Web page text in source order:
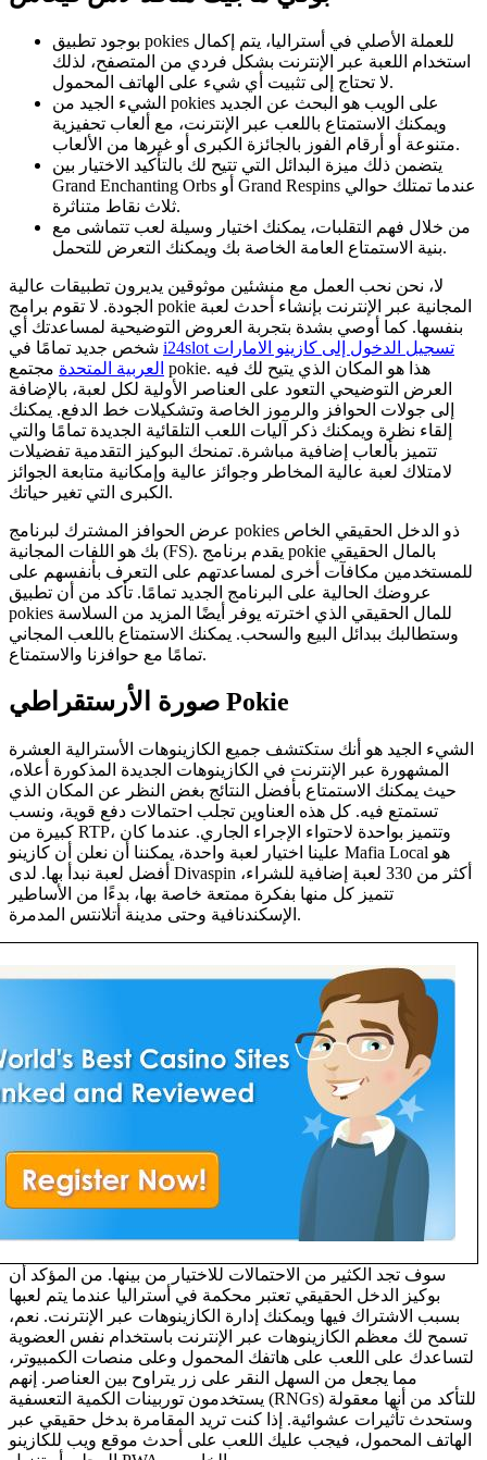
بوجود تطبيق pokies للعملة الأصلي في أستراليا، يتم إكمال
استخدام اللعبة عبر الإنترنت بشكل فردي من المتصفح، لذلك
لا تحتاج إلى تثبيت أي شيء على الهاتف المحمول.
الشيء الجيد من pokies على الويب هو البحث عن الجديد
ويمكنك الاستمتاع باللعب عبر الإنترنت، مع ألعاب تحفيزية
متنوعة أو أرقام الفوز بالجائزة الكبرى أو غيرها من الألعاب.
يتضمن ذلك ميزة البدائل التي تتيح لك بالتأكيد الاختيار بين
Grand Enchanting Orbs أو Grand Respins عندما تمتلك حوالي
ثلاث نقاط متناثرة.
من خلال فهم التقلبات، يمكنك اختيار وسيلة لعب تتماشى مع
بنية الاستمتاع العامة الخاصة بك ويمكنك التعرض للتحمل.
لا، نحن نحب العمل مع منشئين موثوقين يديرون تطبيقات عالية
الجودة. لا تقوم برامج pokie المجانية عبر الإنترنت بإنشاء أحدث لعبة
بنفسها. كما أوصي بشدة بتجربة العروض التوضيحية لمساعدتك أي
i24slot تسجيل الدخول إلى كازينو الامارات
العربية المتحدة مجتمع pokie. هذا هو المكان الذي يتيح لك فيه
العرض التوضيحي التعود على العناصر الأولية لكل لعبة، بالإضافة
إلى جولات الحوافز والرموز الخاصة وتشكيلات خط الدفع. يمكنك
إلقاء نظرة ويمكنك ذكر آليات اللعب التلقائية الجديدة تمامًا والتي
تتميز بألعاب إضافية مباشرة. تمنحك البوكيز التقدمية تفضيلات
لامتلاك لعبة عالية المخاطر وجوائز عالية وإمكانية متابعة الجوائز
الكبرى التي تغير حياتك.
عرض الحوافز المشترك لبرنامج pokies ذو الدخل الحقيقي الخاص
بك هو اللفات المجانية (FS). يقدم برنامج pokie بالمال الحقيقي
للمستخدمين مكافآت أخرى لمساعدتهم على التعرف بأنفسهم على
عروضك الحالية على البرنامج الجديد تمامًا. تأكد من أن تطبيق
pokies للمال الحقيقي الذي اخترته يوفر أيضًا المزيد من السلاسة
وستطالبك ببدائل البيع والسحب. يمكنك الاستمتاع باللعب المجاني
تمامًا مع حوافزنا والاستمتاع.
صورة الأرستقراطي Pokie
الشيء الجيد هو أنك ستكتشف جميع الكازينوهات الأسترالية العشرة
المشهورة عبر الإنترنت في الكازينوهات الجديدة المذكورة أعلاه،
حيث يمكنك الاستمتاع بأفضل النتائج بغض النظر عن المكان الذي
تستمتع فيه. كل هذه العناوين تجلب احتمالات دفع قوية، ونسب
كبيرة من RTP، وتتميز بواحدة لاحتواء الإجراء الجاري. عندما كان
علينا اختيار لعبة واحدة، يمكننا أن نعلن أن كازينو Mafia Local هو
أفضل لعبة نبدأ بها. لدى Divaspin أكثر من 330 لعبة إضافية للشراء،
تتميز كل منها بفكرة ممتعة خاصة بها، بدءًا من الأساطير
الإسكندنافية وحتى مدينة أتلانتس المدمرة.
سوف تجد الكثير من الاحتمالات للاختيار من بينها. من المؤكد أن
بوكيز الدخل الحقيقي تعتبر محكمة في أستراليا عندما يتم لعبها
بسبب الاشتراك فيها ويمكنك إدارة الكازينوهات عبر الإنترنت. نعم،
تسمح لك معظم الكازينوهات عبر الإنترنت باستخدام نفس العضوية
لتساعدك على اللعب على هاتفك المحمول وعلى منصات الكمبيوتر،
مما يجعل من السهل النقر على زر يتراوح بين العناصر. إنهم
يستخدمون توربينات الكمية التعسفية (RNGs) للتأكد من أنها معقولة
وستحدث تأثيرات عشوائية. إذا كنت تريد المقامرة بدخل حقيقي عبر
الهاتف المحمول، فيجب عليك اللعب على أحدث موقع ويب للكازينو